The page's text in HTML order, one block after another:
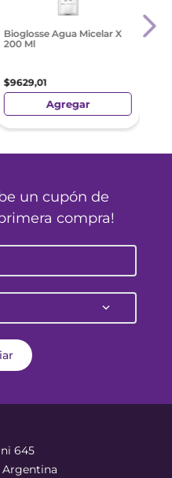
Bioglosse Agua Micelar X
200 Ml
$9629,01
Agregar
un cupón de
compra!
645